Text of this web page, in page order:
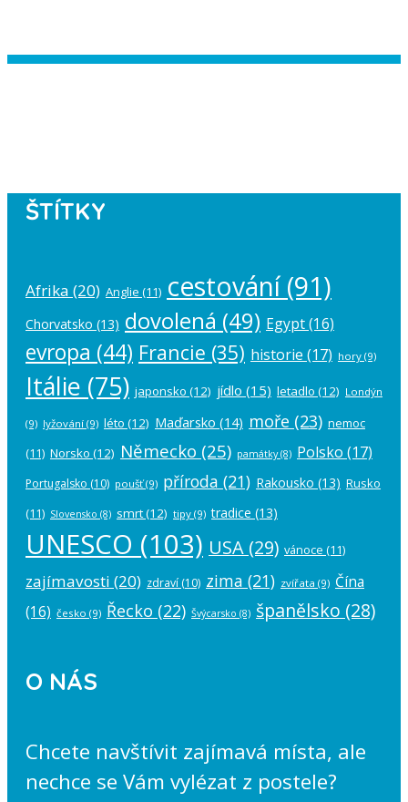
ŠTÍTKY
Afrika (20) Anglie (11) cestování(91)
Chorvatsko (13) dovolená (49) Egypt(16)
evropa (44) Francie (35) historie (17) hory (9)
Itálie (75) japonsko (12) jídlo (15) letadlo (12) Londýn
(9) lyžování (9) léto (12) Maďarsko (14) moře (23) nemoc
(11) Norsko (12) Německo (25) památky(8) Polsko (17)
Portugalsko (10) poušť(9) příroda (21) Rakousko (13) Rusko
(11) Slovensko (8) smrt(12) tipy (9) tradice (13)
UNESCO (103) USA (29) vánoce (11)
zajímavosti (20) zdraví (10) zima (21) zvířata (9) Čína
(16) česko (9) Řecko (22) Švýcarsko (8) španělsko (28)
O NÁS
Chcete navštívit zajímavá místa, ale
nechce se Vám vylézat z postele?